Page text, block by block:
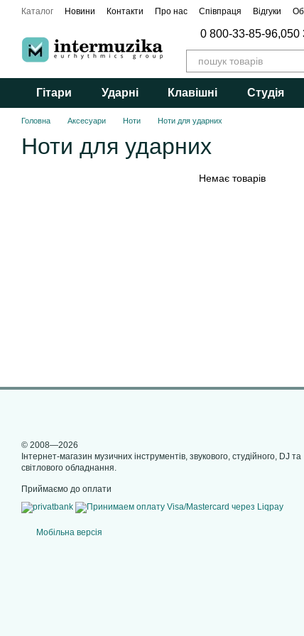
Перейти до основного контенту
Каталог Новини Контакти Про нас Співпраця Відгуки
0 800-33-85-96,050
Гітари Ударні Клавішні Студія
Головна Аксесуари Ноти Ноти для ударних
Ноти для ударних
Немає товарів
© 2008—2026
Інтернет-магазин музичних інструментів, звукового, студійного, DJ та
світлового обладнання.
Приймаємо до оплати
Мобільна версія